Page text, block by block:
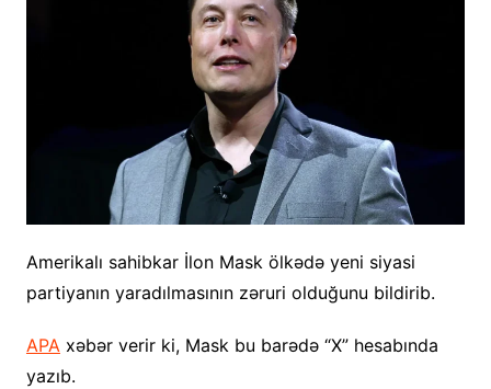
Amerikalı sahibkar İlon Mask ölkədə yeni siyasi
partiyanın yaradılmasının zəruri olduğunu bildirib.
APA xəbər verir ki, Mask bu barədə “X” hesabında
yazıb.